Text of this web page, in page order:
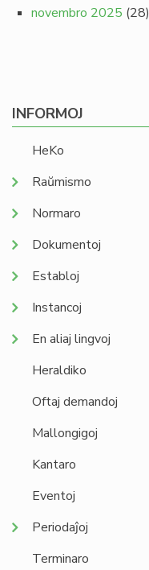
novembro 2025 (28)
INFORMOJ
HeKo
Raŭmismo
Normaro
Dokumentoj
Establoj
Instancoj
En aliaj lingvoj
Heraldiko
Oftaj demandoj
Mallongigoj
Kantaro
Eventoj
Periodaĵoj
Terminaro